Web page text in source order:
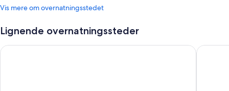
Vis mere om overnatningsstedet
Lignende overnatningssteder
Palma Riad Can